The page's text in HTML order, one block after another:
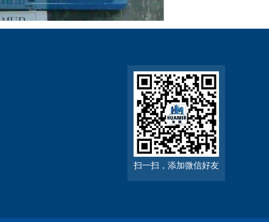
扫一扫，添加微信好友